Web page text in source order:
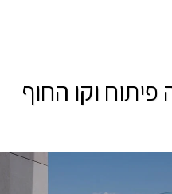
וקו החוף